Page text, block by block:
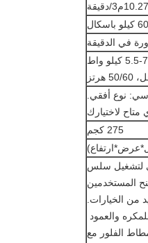
واط
نوع أفقي.
متاح لاختيارك
275 كجم
المستخدمين
من الخيارات.
الفلور مع